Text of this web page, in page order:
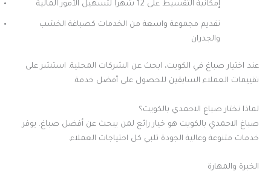
إمكانية التقسيط على 12 شهراً لتسهيل الأمور المالية
تقديم مجموعة واسعة من الخدمات كصباغة الخشب
والجدران
عند اختيار صباغ في الكويت، ابحث عن الشركات المحلية. استشر على
تقييمات العملاء السابقين للحصول على أفضل خدمة.
لماذا تختار صباغ الاحمدي بالكويت؟
صباغ الاحمدي بالكويت هو خيار رائع لمن يبحث عن أفضل صباغ. يوفر
خدمات متنوعة وعالية الجودة تلبي كل احتياجات العملاء.
الخبرة والمهارة